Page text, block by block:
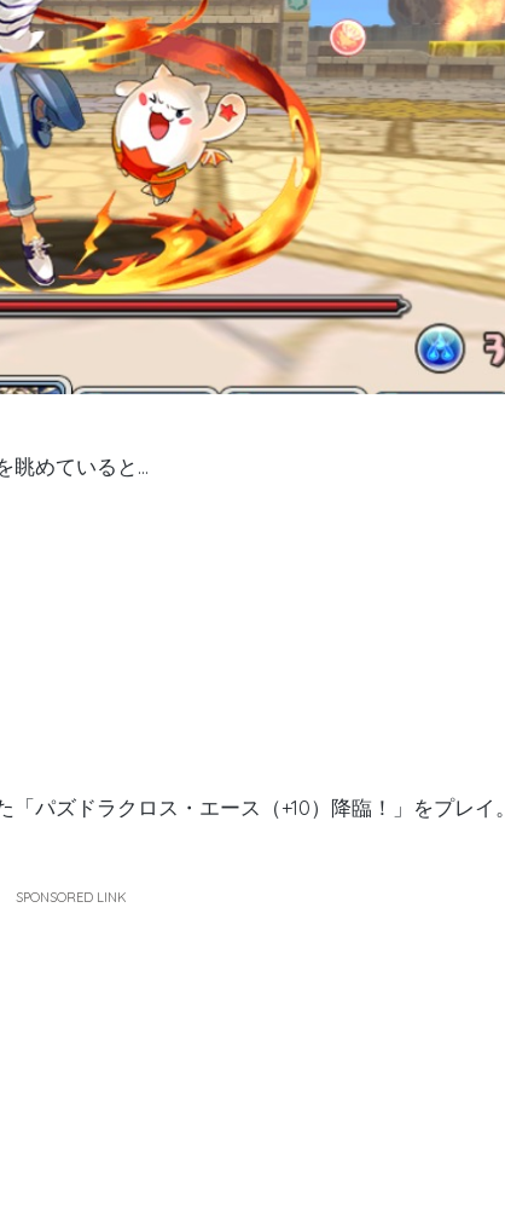
眺めていると…
パズドラクロス・エース（+10）降臨！」をプレイ。
SPONSORED LINK